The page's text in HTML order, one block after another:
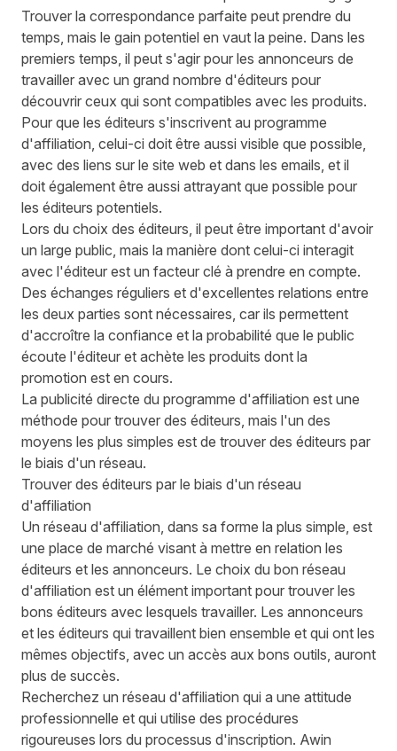
Trouver la correspondance parfaite peut prendre du
temps, mais le gain potentiel en vaut la peine. Dans les
premiers temps, il peut s'agir pour les annonceurs de
travailler avec un grand nombre d'éditeurs pour
découvrir ceux qui sont compatibles avec les produits.
Pour que les éditeurs s'inscrivent au programme
d'affiliation, celui-ci doit être aussi visible que possible,
avec des liens sur le site web et dans les emails, et il
doit également être aussi attrayant que possible pour
les éditeurs potentiels.
Lors du choix des éditeurs, il peut être important d'avoir
un large public, mais la manière dont celui-ci interagit
avec l'éditeur est un facteur clé à prendre en compte.
Des échanges réguliers et d'excellentes relations entre
les deux parties sont nécessaires, car ils permettent
d'accroître la confiance et la probabilité que le public
écoute l'éditeur et achète les produits dont la
promotion est en cours.
La publicité directe du programme d'affiliation est une
méthode pour trouver des éditeurs, mais l'un des
moyens les plus simples est de trouver des éditeurs par
le biais d'un réseau.
Trouver des éditeurs par le biais d'un réseau
d'affiliation
Un réseau d'affiliation, dans sa forme la plus simple, est
une place de marché visant à mettre en relation les
éditeurs et les annonceurs. Le choix du bon réseau
d'affiliation est un élément important pour trouver les
bons éditeurs avec lesquels travailler. Les annonceurs
et les éditeurs qui travaillent bien ensemble et qui ont les
mêmes objectifs, avec un accès aux bons outils, auront
plus de succès.
Recherchez un réseau d'affiliation qui a une attitude
professionnelle et qui utilise des procédures
rigoureuses lors du processus d'inscription. Awin